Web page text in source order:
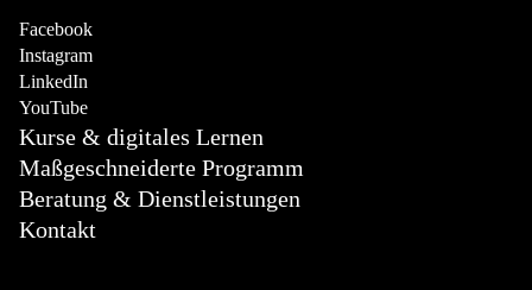
Facebook
Instagram
LinkedIn
YouTube
Kurse & digitales Lernen
Maßgeschneiderte Programm
Beratung & Dienstleistungen
Kontakt